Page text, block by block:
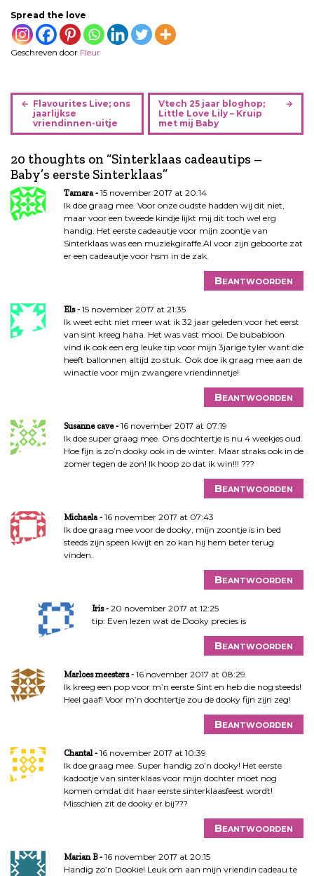
Spread the love
Geschreven door Fleur
B
r
c
h
t
n
a
t
i
e
Flavourites Live; ons
jaarlijkse
vriendinnen-uitje
Vtech 25 jaar bloghop;
Little Love Lily – Kruip
met mij Baby
20 thoughts on “Sinterklaas cadeautips –
Baby’s eerste Sinterklaas”
Tamara
15 november 2017 at 20:14
Ik doe graag mee. Voor onze oudste hadden wij dit niet,
maar voor een tweede kindje lijkt mij dit toch wel erg
handig. Het eerste cadeautje voor mijn zoontje van
Sinterklaas was een muziekgiraffe.Al voor zijn geboorte zat
er een cadeautje voor hsm in de zak.
Beantwoorden
Els
15 november 2017 at 21:35
Ik weet echt niet meer wat ik 32 jaar geleden voor het eerst
van sint kreeg haha. Het was vast mooi. De bubabloon
vind ik ook een erg leuke tip voor mijn 3jarige tyler want die
heeft ballonnen altijd zo stuk. Ook doe ik graag mee aan de
winactie voor mijn zwangere vriendinnetje!
Beantwoorden
Susanne cave
16 november 2017 at 07:19
Ik doe super graag mee. Ons dochtertje is nu 4 weekjes oud.
Hoe fijn is zo’n dooky ook in de winter. Maar straks ook in de
zomer tegen de zon! Ik hoop zo dat ik win!!! ???
Beantwoorden
Michaela
16 november 2017 at 07:43
Ik doe graag mee voor de dooky, mijn zoontje is in bed
steeds zijn speen kwijt en zo kan hij hem beter terug
vinden.
Beantwoorden
Iris
20 november 2017 at 12:25
tip: Even lezen wat de Dooky precies is
Beantwoorden
Marloes meesters
16 november 2017 at 08:29
Ik kreeg een pop voor m’n eerste Sint en heb die nog steeds!
Heel gaaf! Voor m’n dochtertje zou de dooky fijn zijn zeg!
Beantwoorden
Chantal
16 november 2017 at 10:39
Ik doe graag mee. Super handig zo’n dooky! Het eerste
kadootje van sinterklaas voor mijn dochter moet nog
komen omdat dit haar eerste sinterklaasfeest wordt!
Misschien zit de dooky er bij???
Beantwoorden
Marian B
16 november 2017 at 20:15
Handig zo’n Dookie! Leuk om aan mijn vriendin cadeau te